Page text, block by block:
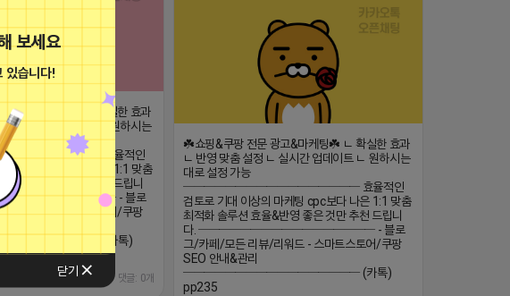
보세요
있습니다!
닫기
광고&마케팅☘️ ㄴ 확실한 효과
ㄴ 실시간 업데이트 ㄴ 원하시는
효율적인
마케팅 cpc보다 나은 1:1 맞춤
&반영 좋은 것만 추천 드립니
- 블로
/리워드 - 스마트스토어/쿠팡
(카톡)
댓글: 0개
☘️쇼핑&쿠팡 전문 광고&마케팅☘️ ㄴ 확실한 효과
ㄴ 반영 맞춤 설정 ㄴ 실시간 업데이트 ㄴ 원하시는
대로 설정 가능
───────────────── 효율적인
검토로 기대 이상의 마케팅 cpc보다 나은 1:1 맞춤
최적화 솔루션 효율&반영 좋은 것만 추천 드립니
다. ───────────────── - 블로
그/카페/모든 리뷰/리워드 - 스마트스토어/쿠팡
SEO 안내&관리
───────────────── (카톡)
pp235